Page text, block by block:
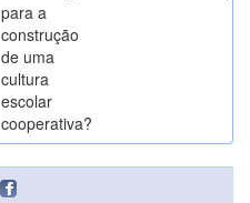
para a
construção
de uma
cultura
escolar
cooperativa?